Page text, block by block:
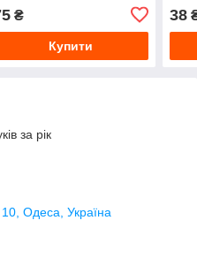
₴
Купити
38
за рік
Одеса, Україна